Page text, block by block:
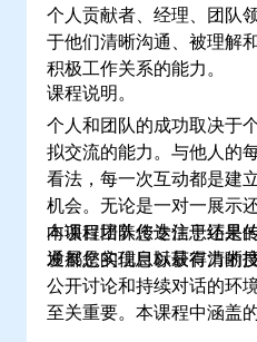
个人贡献者、经理、团队
于他们清晰沟通、被理解
积极工作关系的能力。
课程说明。
个人和团队的成功取决于
拟交流的能力。与他人的
看法，每一次互动都是建
机会。无论是一对一展示
向项目团队传达信息还是
通都是实现目标最有力的
本课程培养您专注于结果
发展您的信息以获得清晰
公开讨论和持续对话的环
至关重要。本课程中涵盖